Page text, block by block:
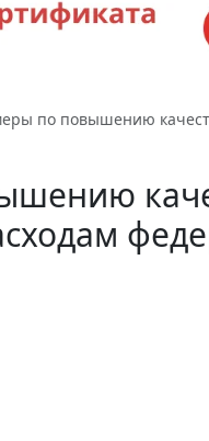
по повышению